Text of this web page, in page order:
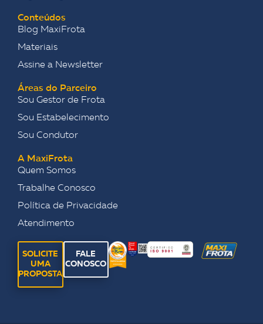
Conteúdos
Blog MaxiFrota
Materiais
Assine a Newsletter
Áreas do Parceiro
Sou Gestor de Frota
Sou Estabelecimento
Sou Condutor
A MaxiFrota
Quem Somos
Trabalhe Conosco
Política de Privacidade
Atendimento
SOLICITE
UMA
PROPOSTA
FALE
CONOSCO